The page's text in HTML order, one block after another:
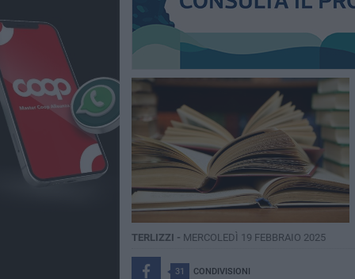
TERLIZZI - MERCOLEDÌ 19 FEBBRAIO 2025
31 CONDIVISIONI